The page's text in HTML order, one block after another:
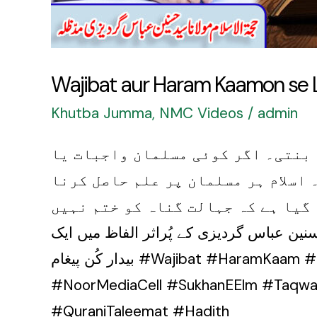
Wajibat aur Haram Kaamon se
Khutba Jumma, NMC Videos / admin
اگر کوئی مسلمان واجبات یا
ہر مسلمان پر علم حاصل کرنا
ہے کہ جہالت گناہ کو ختم نہیں
عباس گردیزی کے پُراثر الفاظ میں ایک
بیدار کُن پیغام #Wajibat #HaramKaam #Gunah #IslamicReminder #DeeniIlm #MolanaHasnainAbbasGardezi #IslamicVideo
#NoorMediaCell #SukhanEElm
#QuraniTaleemat #Hadith